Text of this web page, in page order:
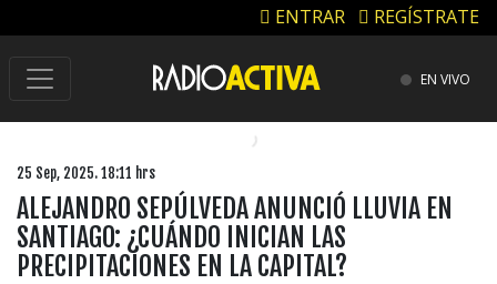
ENTRAR REGÍSTRATE
EN VIVO
25 Sep, 2025. 18:11 hrs
ALEJANDRO SEPÚLVEDA ANUNCIÓ LLUVIA EN
SANTIAGO: ¿CUÁNDO INICIAN LAS
PRECIPITACIONES EN LA CAPITAL?